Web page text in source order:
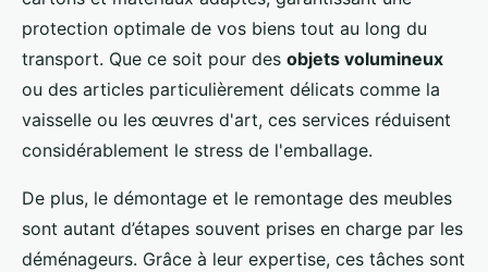
protection optimale de vos biens tout au long du
transport. Que ce soit pour des objets volumineux
ou des articles particulièrement délicats comme la
vaisselle ou les œuvres d'art, ces services réduisent
considérablement le stress de l'emballage.
De plus, le démontage et le remontage des meubles
sont autant d’étapes souvent prises en charge par les
déménageurs. Grâce à leur expertise, ces tâches sont